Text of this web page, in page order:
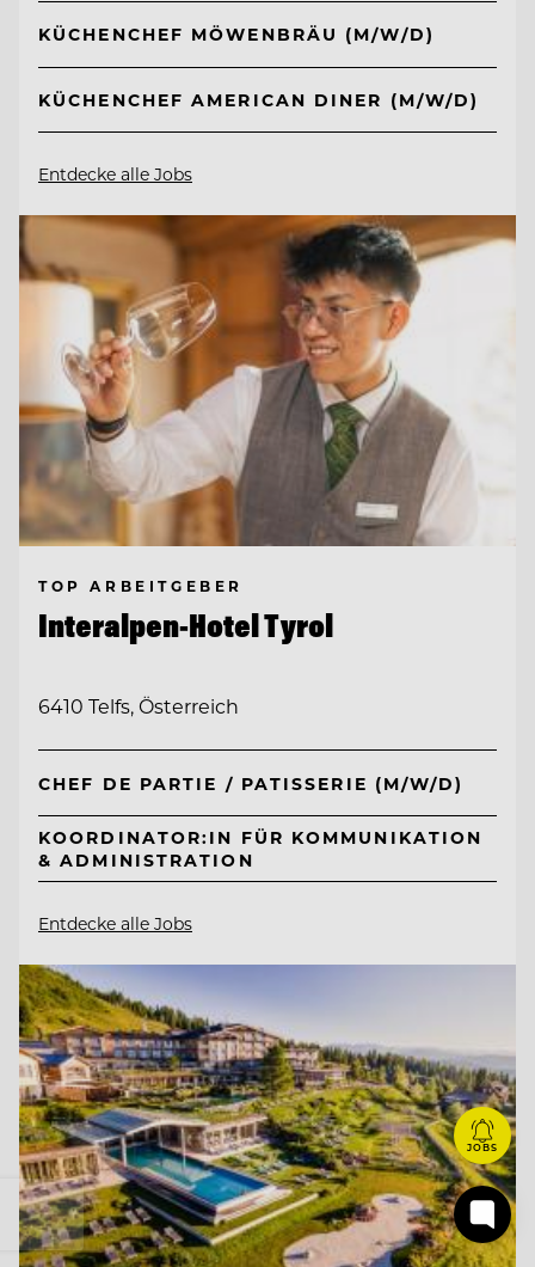
KÜCHENCHEF MÖWENBRÄU (M/W/D)
KÜCHENCHEF AMERICAN DINER (M/W/D)
Entdecke alle Jobs
TOP ARBEITGEBER
Interalpen-Hotel Tyrol
6410 Telfs, Österreich
CHEF DE PARTIE / PATISSERIE (M/W/D)
KOORDINATOR:IN FÜR KOMMUNIKATION
& ADMINISTRATION
Entdecke alle Jobs
JOBS